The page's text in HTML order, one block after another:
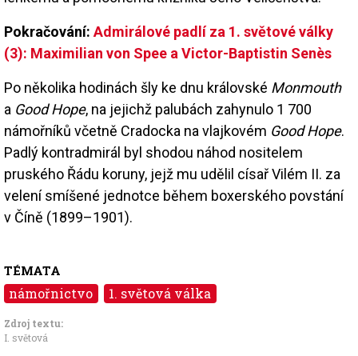
Pokračování: Admirálové padlí za 1. světové války
(3): Maximilian von Spee a Victor-Baptistin Senès
Po několika hodinách šly ke dnu královské Monmouth
a Good Hope, na jejichž palubách zahynulo 1 700
námořníků včetně Cradocka na vlajkovém Good Hope.
Padlý kontradmirál byl shodou náhod nositelem
pruského Řádu koruny, jejž mu udělil císař Vilém II. za
velení smíšené jednotce během boxerského povstání
v Číně (1899–1901).
TÉMATA
námořnictvo 1. světová válka
Zdroj textu:
I. světová